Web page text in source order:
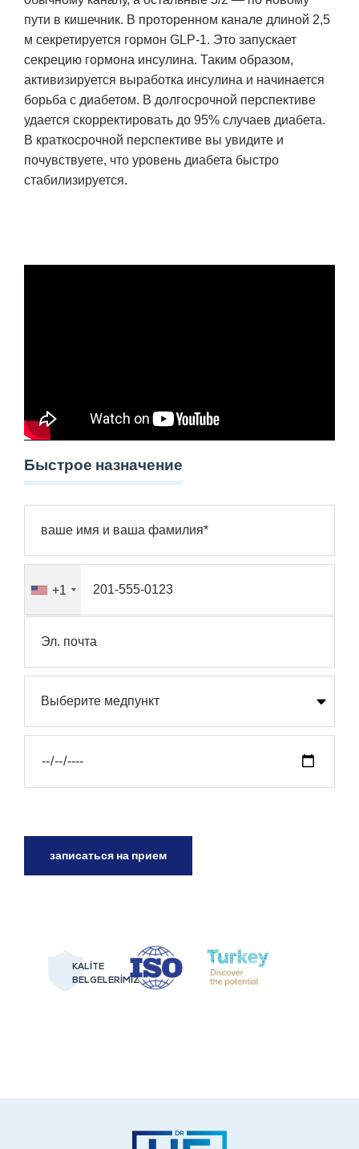
пути в кишечник. В проторенном канале длиной 2,5
м секретируется гормон GLP-1. Это запускает
секрецию гормона инсулина. Таким образом,
активизируется выработка инсулина и начинается
борьба с диабетом. В долгосрочной перспективе
удается скорректировать до 95% случаев диабета.
В краткосрочной перспективе вы увидите и
почувствуете, что уровень диабета быстро
стабилизируется.
Быстрое назначение
+1
KALİTE
BELGELERİMİZ